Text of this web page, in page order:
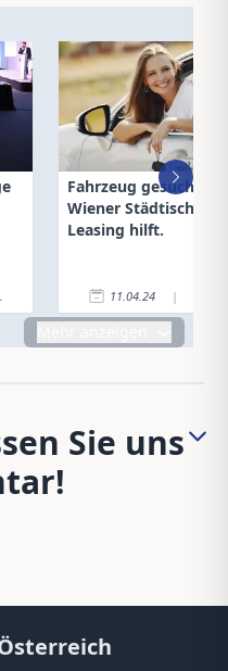
Fahrzeug gesucht? –
Wiener Städtische ∙
Leasing hilft.
11.04.24 |
Sie uns